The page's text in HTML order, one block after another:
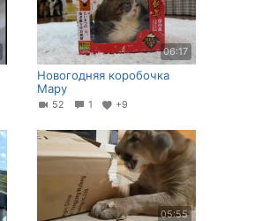
06:17
Новогодняя коробочка
Мару
52 1 +9
05:55